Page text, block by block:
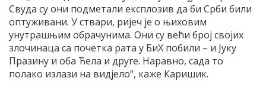
Свуда су они подметали експлозив да би Срби били
оптуживани. У ствари, ријеч је о њиховим
унутрашњим обрачунима. Они су већи број својих
злочинаца са почетка рата у БиХ побили – и Јуку
Празину и оба Ћела и друге. Наравно, сада то
полако излази на видјело“, каже Каришик.